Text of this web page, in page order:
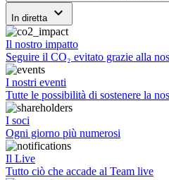
In diretta keyboard_arrow_down
Il nostro impatto
Seguire il CO₂ evitato grazie alla
I nostri eventi
Tutte le possibilità di sostenere la
I soci
Ogni giorno più numerosi
Il Live
Tutto ciò che accade al Team live